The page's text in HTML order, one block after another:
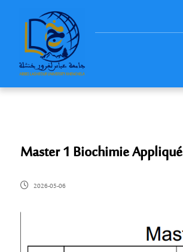
Master 1 Biochimie Appliqué
2026-05-06